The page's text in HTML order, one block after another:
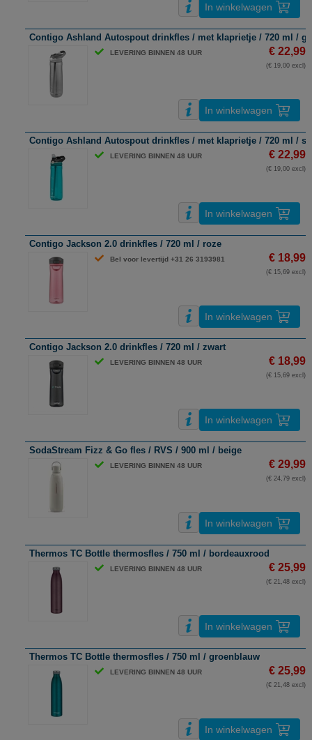
In winkelwagen
Contigo Ashland Autospout drinkfles / met klaprietje / 720 ml /
LEVERING BINNEN 48 UUR € 22,99
(€ 19,00 excl)
In winkelwagen
Contigo Ashland Autospout drinkfles / met klaprietje / 720 ml /
LEVERING BINNEN 48 UUR € 22,99
(€ 19,00 excl)
In winkelwagen
Contigo Jackson 2.0 drinkfles / 720 ml / roze
Bel voor levertijd +31 26 3193981 € 18,99
(€ 15,69 excl)
In winkelwagen
Contigo Jackson 2.0 drinkfles / 720 ml / zwart
LEVERING BINNEN 48 UUR € 18,99
(€ 15,69 excl)
In winkelwagen
SodaStream Fizz & Go fles / RVS / 900 ml / beige
LEVERING BINNEN 48 UUR € 29,99
(€ 24,79 excl)
In winkelwagen
Thermos TC Bottle thermosfles / 750 ml / bordeauxrood
LEVERING BINNEN 48 UUR € 25,99
(€ 21,48 excl)
In winkelwagen
Thermos TC Bottle thermosfles / 750 ml / groenblauw
LEVERING BINNEN 48 UUR € 25,99
(€ 21,48 excl)
In winkelwagen